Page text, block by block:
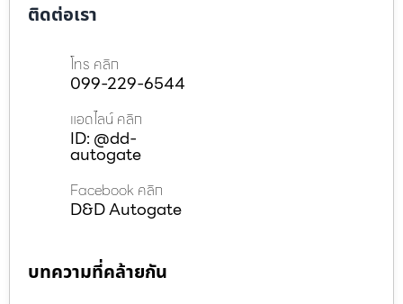
ติดต่อเรา
โทร คลิก
099-229-6544
แอดไลน์ คลิก
ID: @dd-
autogate
Facebook คลิก
D&D Autogate
บทความที่คล้ายกัน